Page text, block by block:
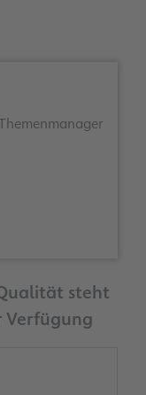
steht
Verfügung